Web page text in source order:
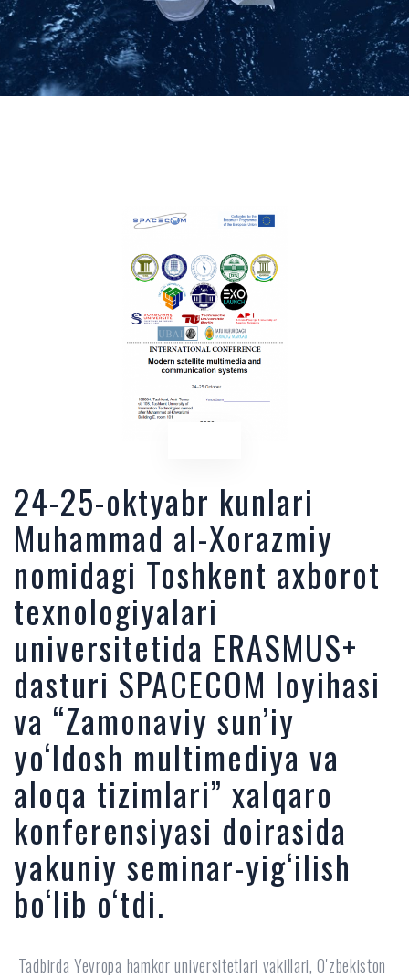
24-25-oktyabr kunlari
Muhammad al-Xorazmiy
nomidagi Toshkent axborot
texnologiyalari
universitetida ERASMUS+
dasturi SPACECOM loyihasi
va “Zamonaviy sun’iy
yo‘ldosh multimediya va
aloqa tizimlari” xalqaro
konferensiyasi doirasida
yakuniy seminar-yig‘ilish
bo‘lib o‘tdi.
Tadbirda Yevropa hamkor universitetlari vakillari, O'zbekiston